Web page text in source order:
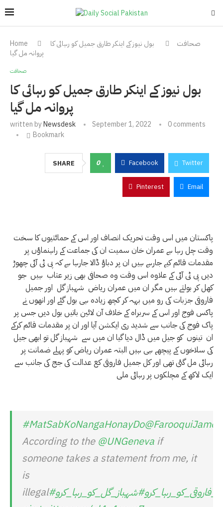
Home صحافت
بول نیوز کے اینکر طارق جمیل کو رہائی کا
پروانہ مل گیا
صحافت
بول نیوز کے اینکر طارق جمیل کو رہائی کا
پروانہ مل گیا
written byNewsdesk September 1, 2022
0 comments
Bookmark
SHARE 0 Facebook Twitter
Pinterest Email
پاکستان میں اس وقت تحریک انصاف اور اس کے حمائتیوں کا سخت
وقت چل رہا ہے عمران خان سمیت ان کی جماعت کے راہنماؤں پر
مقدمات قائم کیے جارہے ہیں ان پر دباؤ ڈالا جارہا ہے کہ پی ٹی آئی چھوڑ
دیں پی ٹی آئی کے علاوہ اس وقت وہ صحافی بھی زیر عتاب ہیں جو
کھل کر بولتے ہیں مگر ان میں عمران ریاض شہباز گل اور جمیل
فاروقی جزبات کی رو میں بہہ کر کچھ زیادہ ہی بول گئے اور انھوں نے
پاکس فوج اور اس کے سربراہ کے خلاف آن لائین باتیں بول دیں جس پر
پاک فوج کی جانب سے شدید ری ایکشن آیا اور ان پر مقدمات قائم کرکے
ان تینوں کو جیل میں ڈال دیا گیا ان میں سے شہباز گل تو ابھی جیل
کی سلاخوں کے پیچھے ہی ہیں البتہ عمران ریاض کو پہلے ضمانت پر
رہائی مل گئی تھی اور کل جمیل فاروقی کع عدالت کی جج کی جانب سے
ایک لاکھ کے مچلکوں پر رہائی ملی
#MatSabKoNangaHonayDo
According to the @UNGeneva if
someone takes a statement from me, it
is
illegal #شہباز_گل_کو_رہا_کرو